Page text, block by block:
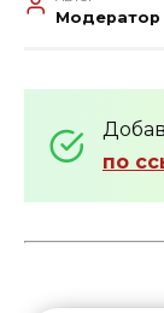
Модератор
по